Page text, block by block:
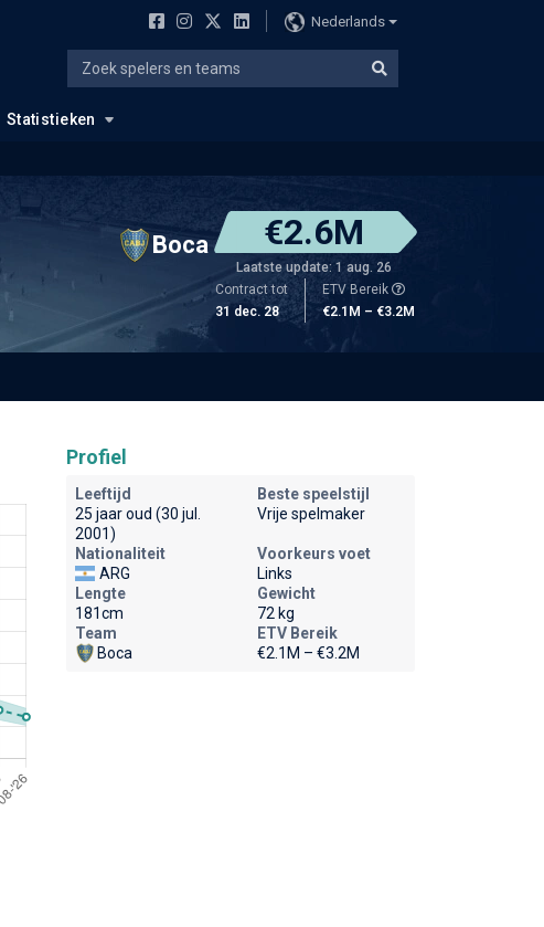
Nederlands
Statistieken
Boca €2.6M
Laatste update: 1 aug. 26
Contract tot
31 dec. 28
ETV Bereik
€2.1M – €3.2M
Profiel
Leeftijd
25 jaar oud (30 jul.
2001)
Beste speelstijl
Vrije spelmaker
Nationaliteit
ARG
Voorkeurs voet
Links
Lengte
181cm
Gewicht
72 kg
Team
Boca
ETV Bereik
€2.1M – €3.2M